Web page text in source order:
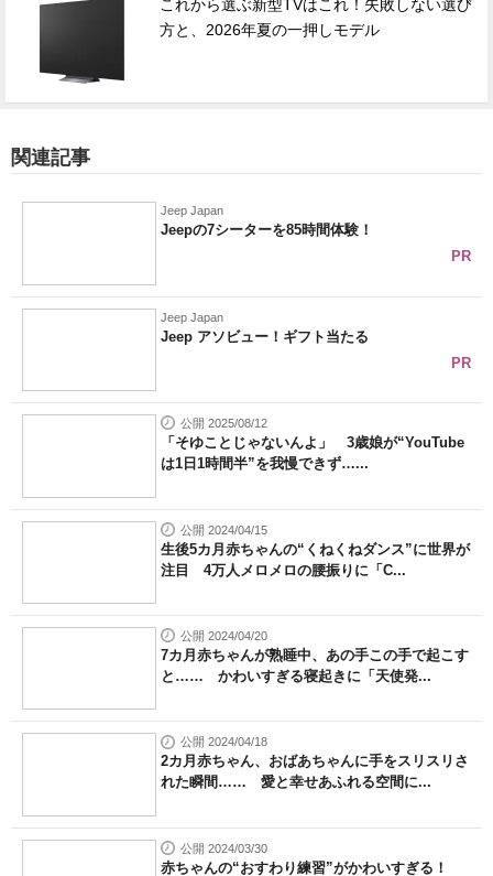
これから選ぶ新型TVはこれ！失敗しない選び
方と、2026年夏の一押しモデル
関連記事
Jeep Japan
Jeepの7シーターを85時間体験！
PR
Jeep Japan
Jeep アソビュー！ギフト当たる
PR
公開 2025/08/12
「そゆことじゃないんよ」 3歳娘が“YouTube
は1日1時間半”を我慢できず…...
公開 2024/04/15
生後5カ月赤ちゃんの“くねくねダンス”に世界が
注目 4万人メロメロの腰振りに「C...
公開 2024/04/20
7カ月赤ちゃんが熟睡中、あの手この手で起こす
と…… かわいすぎる寝起きに「天使発...
公開 2024/04/18
2カ月赤ちゃん、おばあちゃんに手をスリスリさ
れた瞬間…… 愛と幸せあふれる空間に...
公開 2024/03/30
赤ちゃんの“おすわり練習”がかわいすぎる！